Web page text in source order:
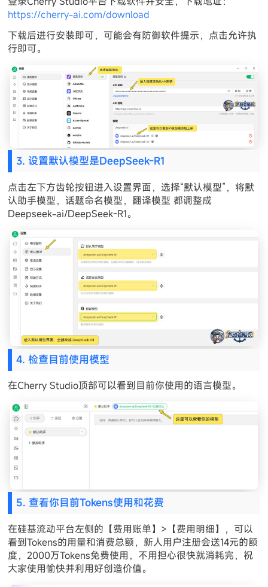
https://cherry-ai.com/download
下载后进行安装即可，可能会有防御软件提示，点击允许执
行即可。
3. 设置默认模型是DeepSeek-R1
点击左下方齿轮按钮进入设置界面，选择“默认模型”，将默
认助手模型，话题命名模型，翻译模型 都调整成
Deepseek-ai/DeepSeek-R1。
4. 检查目前使用模型
在Cherry Studio顶部可以看到目前你使用的语言模型。
5. 查看你目前Tokens使用和花费
在硅基流动平台左侧的【费用账单】>【费用明细】，可以
看到Tokens的用量和消费总额，新人用户注册会送14元的额
度，2000万Tokens免费使用，不用担心很快就消耗完，祝
大家使用愉快并利用好创造价值。